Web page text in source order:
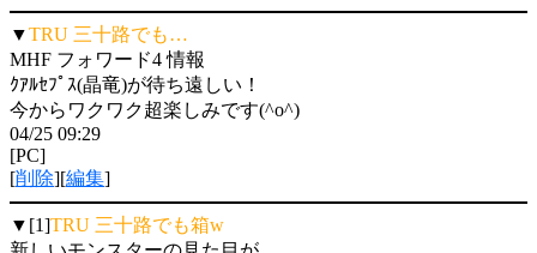
▼TRU 三十路でも…
MHF フォワード4 情報
ｸｱﾙｾﾌﾟｽ(晶竜)が待ち遠しい！
今からワクワク超楽しみです(^o^)
04/25 09:29
[PC]
[削除][編集]
▼[1]TRU 三十路でも箱w